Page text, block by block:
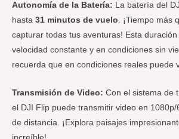
Autonomía de la Batería: La batería del
hasta 31 minutos de vuelo. ¡Tiempo más
capturar todas tus aventuras! Esta
velocidad constante y en condiciones sin
recuerda que en condiciones reales puede
Transmisión de Video: Con el sistema de
el DJI Flip puede transmitir video en
de distancia. ¡Explora paisajes